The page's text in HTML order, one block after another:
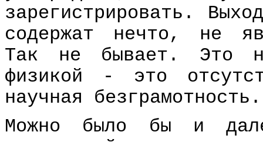
зарегистрировать.
содержат нечто, не
Так не бывает. Это
физикой - это
научная безграмотность.
Можно было бы и